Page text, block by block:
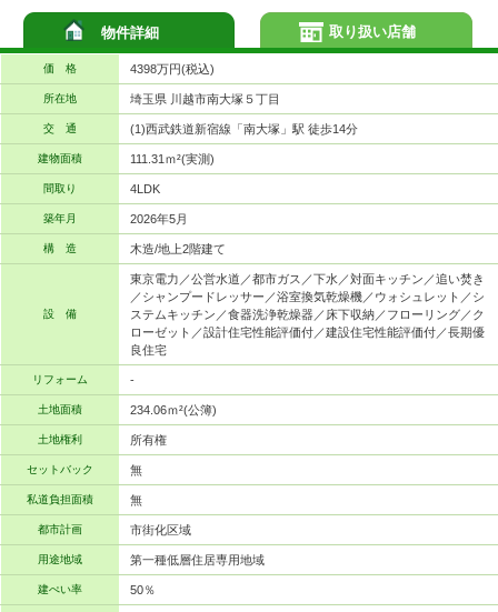
物件詳細
価 格 4398万円(税込)
所在地 埼玉県 川越市南大塚５丁目
交 通 (1)西武鉄道新宿線「南大塚」駅 徒歩14分
建物面積 111.31ｍ²(実測)
間取り 4LDK
築年月 2026年5月
構 造 木造/地上2階建て
設 備
東京電力／公営水道／都市ガス／下水／対面キッチン／追い焚き
／シャンプードレッサー／浴室換気乾燥機／ウォシュレット／シ
ステムキッチン／食器洗浄乾燥器／床下収納／フローリング／ク
ローゼット／設計住宅性能評価付／建設住宅性能評価付／長期優
良住宅
リフォーム -
土地面積 234.06ｍ²(公簿)
土地権利 所有権
セットバック 無
私道負担面積 無
都市計画 市街化区域
用途地域 第一種低層住居専用地域
建ぺい率 50％
取り扱い店舗